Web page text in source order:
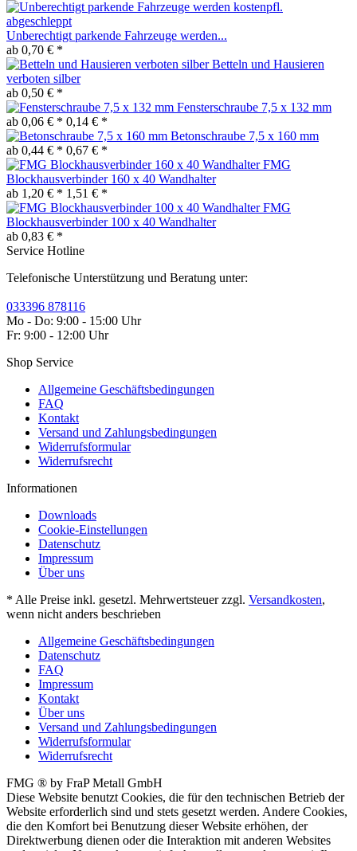
Unberechtigt parkende Fahrzeuge werden...
ab 0,70 € *
Betteln und Hausieren
verboten silber
ab 0,50 € *
Fensterschraube 7,5 x 132 mm
ab 0,06 € * 0,14 € *
Betonschraube 7,5 x 160 mm
ab 0,44 € * 0,67 € *
FMG
Blockhausverbinder 160 x 40 Wandhalter
ab 1,20 € * 1,51 € *
FMG
Blockhausverbinder 100 x 40 Wandhalter
ab 0,83 € *
Service Hotline
Telefonische Unterstützung und Beratung unter:
033396 878116
Mo - Do: 9:00 - 15:00 Uhr
Fr: 9:00 - 12:00 Uhr
Shop Service
Allgemeine Geschäftsbedingungen
FAQ
Kontakt
Versand und Zahlungsbedingungen
Widerrufsformular
Widerrufsrecht
Informationen
Downloads
Cookie-Einstellungen
Datenschutz
Impressum
Über uns
* Alle Preise inkl. gesetzl. Mehrwertsteuer zzgl. Versandkosten,
wenn nicht anders beschrieben
Allgemeine Geschäftsbedingungen
Datenschutz
FAQ
Impressum
Kontakt
Über uns
Versand und Zahlungsbedingungen
Widerrufsformular
Widerrufsrecht
FMG ® by FraP Metall GmbH
Diese Website benutzt Cookies, die für den technischen Betrieb der
Website erforderlich sind und stets gesetzt werden. Andere Cookies,
die den Komfort bei Benutzung dieser Website erhöhen, der
Direktwerbung dienen oder die Interaktion mit anderen Websites